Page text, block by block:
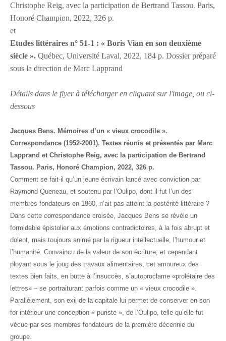
Christophe Reig, avec la participation de Bertrand Tassou. Paris,
Honoré Champion, 2022, 326 p.
et
Etudes littéraires n° 51-1 : « Boris Vian en son deuxième
siècle ». Québec, Université Laval, 2022, 184 p. Dossier préparé
sous la direction de Marc Lapprand
Détails dans le flyer à télécharger en cliquant sur l'image, ou ci-
dessous
Jacques Bens. Mémoires d’un « vieux crocodile ».
Correspondance (1952-2001). Textes réunis et présentés par Marc
Lapprand et Christophe Reig, avec la participation de Bertrand
Tassou. Paris, Honoré Champion, 2022, 326 p.
Comment se fait-il qu’un jeune écrivain lancé avec conviction par
Raymond Queneau, et soutenu par l’Oulipo, dont il fut l’un des
membres fondateurs en 1960, n’ait pas atteint la postérité littéraire ?
Dans cette correspondance croisée, Jacques Bens se révèle un
formidable épistolier aux émotions contradictoires, à la fois abrupt et
dolent, mais toujours animé par la rigueur intellectuelle, l’humour et
l’humanité. Convaincu de la valeur de son écriture, et cependant
ployant sous le joug des travaux alimentaires, cet amoureux des
textes bien faits, en butte à l’insuccès, s’autoproclame «prolétaire des
lettres» – se portraiturant parfois comme un « vieux crocodile ».
Parallèlement, son exil de la capitale lui permet de conserver en son
for intérieur une conception « puriste », de l’Oulipo, telle qu’elle fut
vécue par ses membres fondateurs de la première décennie du
groupe.